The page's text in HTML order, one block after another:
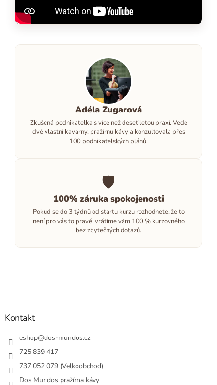
Adéla Zugarová
Zkušená podnikatelka s více než desetiletou praxí. Vede
dvě vlastní kavárny, pražírnu kávy a konzultovala přes
100 podnikatelských plánů.
🛡
100% záruka spokojenosti
Pokud se do 3 týdnů od startu kurzu rozhodnete, že to
není pro vás to pravé, vrátíme vám 100 % kurzovného
bez zbytečných dotazů.
Z
Kontakt
eshop@dos-mundos.cz
725 839 417
737 052 079 (Velkoobchod)
Dos Mundos pražírna kávy